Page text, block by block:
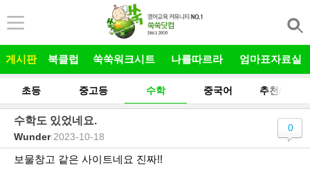
게시판 북클럽 쑥쑥워크시트 나를따르라 엄마표자료실
초등 중고등 수학 중국어 추천/후기
수학도 있었네요.
Wunder| 2023-10-18
0
보물창고 같은 사이트네요 진짜!!